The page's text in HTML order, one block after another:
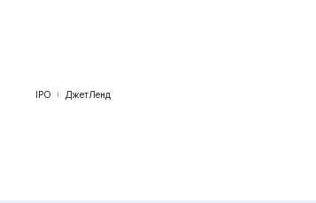
IPO ДжетЛенд